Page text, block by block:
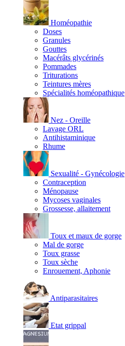
Homéopathie
Doses
Granules
Gouttes
Macérâts glycérinés
Pommades
Triturations
Teintures mères
Spécialités homéopathique
Nez - Oreille
Lavage ORL
Antihistaminique
Rhume
Sexualité - Gynécologie
Contraception
Ménopause
Mycoses vaginales
Grossesse, allaitement
Toux et maux de gorge
Mal de gorge
Toux grasse
Toux sèche
Enrouement, Aphonie
Antiparasitaires
Etat grippal